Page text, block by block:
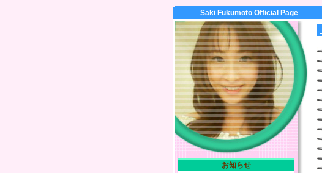
Saki Fukumoto Official Page
お知らせ